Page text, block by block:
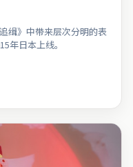
缉》中带来层次分明的表
年日本上线。